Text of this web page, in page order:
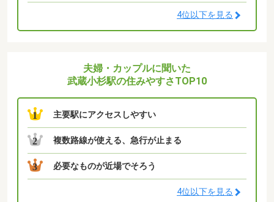
4位以下を見る
夫婦・カップルに聞いた
武蔵小杉駅の住みやすさTOP10
1 主要駅にアクセスしやすい
2 複数路線が使える、急行が止まる
3 必要なものが近場でそろう
4位以下を見る